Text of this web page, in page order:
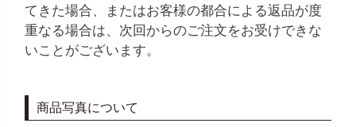
てきた場合、またはお客様の都合による返品が度
重なる場合は、次回からのご注文をお受けできな
いことがございます。
商品写真について